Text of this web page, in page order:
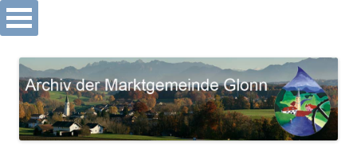
Archiv Markt Glonn
zum
Inhalt